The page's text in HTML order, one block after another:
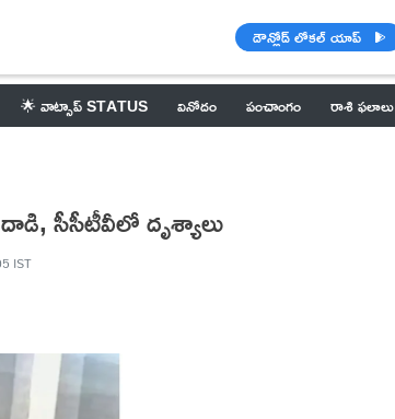
డౌన్లోడ్ లోకల్ యాప్
🌟 వాట్సాప్ STATUS వినోదం పంచాంగం రాశి ఫలాలు
సీసీటీవీలో దృశ్యాలు
IST